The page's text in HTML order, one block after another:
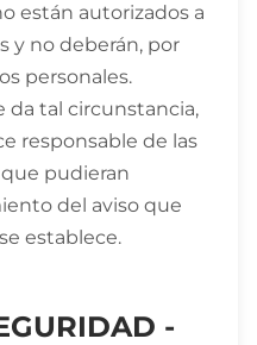
están autorizados a
y no deberán, por
personales.
da tal circunstancia,
responsable de las
pudieran
del aviso que
establece.
-